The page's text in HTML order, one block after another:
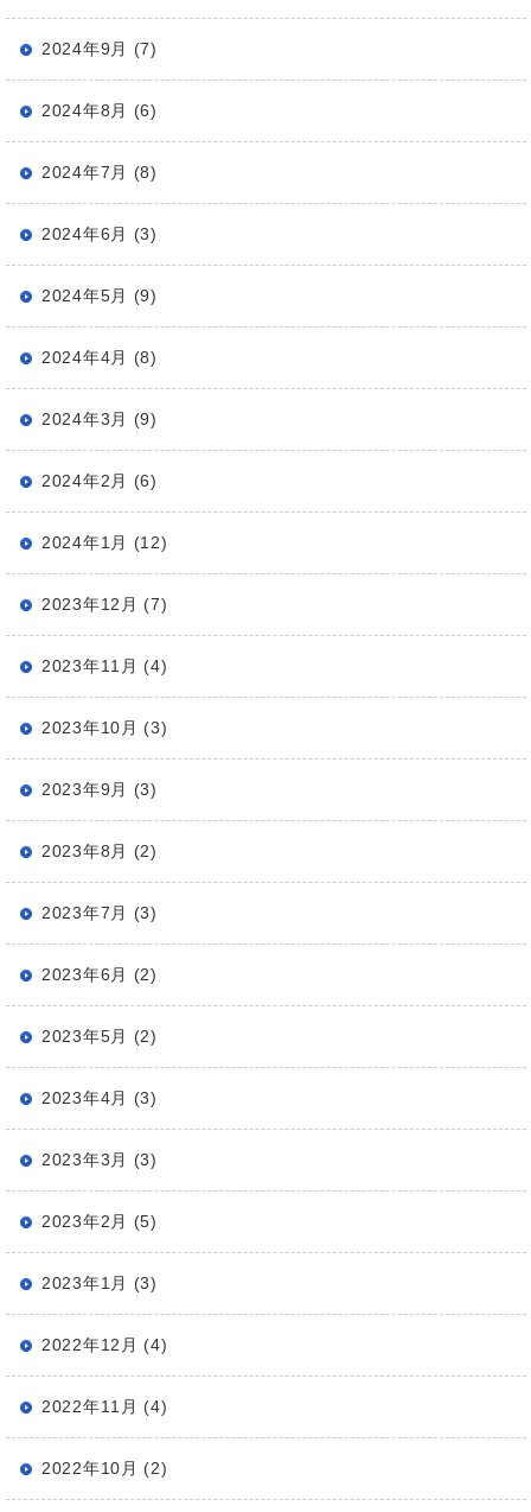
2024年9月 (7)
2024年8月 (6)
2024年7月 (8)
2024年6月 (3)
2024年5月 (9)
2024年4月 (8)
2024年3月 (9)
2024年2月 (6)
2024年1月 (12)
2023年12月 (7)
2023年11月 (4)
2023年10月 (3)
2023年9月 (3)
2023年8月 (2)
2023年7月 (3)
2023年6月 (2)
2023年5月 (2)
2023年4月 (3)
2023年3月 (3)
2023年2月 (5)
2023年1月 (3)
2022年12月 (4)
2022年11月 (4)
2022年10月 (2)